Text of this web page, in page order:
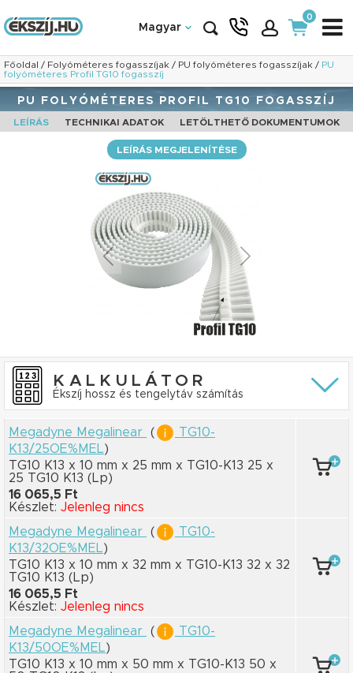
Magyar
0
Főoldal / Folyóméteres fogasszíjak / PU folyóméteres fogasszíjak / PU
folyóméteres Profil TG10 fogasszíj
PU FOLYÓMÉTERES PROFIL TG10 FOGASSZÍJ
LEÍRÁS TECHNIKAI ADATOK LETÖLTHETŐ DOKUMENTUMOK
LEÍRÁS MEGJELENÍTÉSE
KALKULÁTOR
Ékszíj hossz és tengelytáv számítás
Megadyne Megalinear (
TG10-
K13/25OE%MEL)
TG10 K13 x 10 mm x 25 mm x TG10-K13 25 x
25 TG10 K13 (Lp)
16 065,5 Ft
Készlet: Jelenleg nincs
Megadyne Megalinear
(
TG10-
K13/32OE%MEL)
TG10 K13 x 10 mm x 32 mm x TG10-K13 32 x 32
TG10 K13 (Lp)
16 065,5 Ft
Készlet: Jelenleg nincs
Megadyne Megalinear
(
TG10-
K13/50OE%MEL)
TG10 K13 x 10 mm x 50 mm x TG10-K13 50 x